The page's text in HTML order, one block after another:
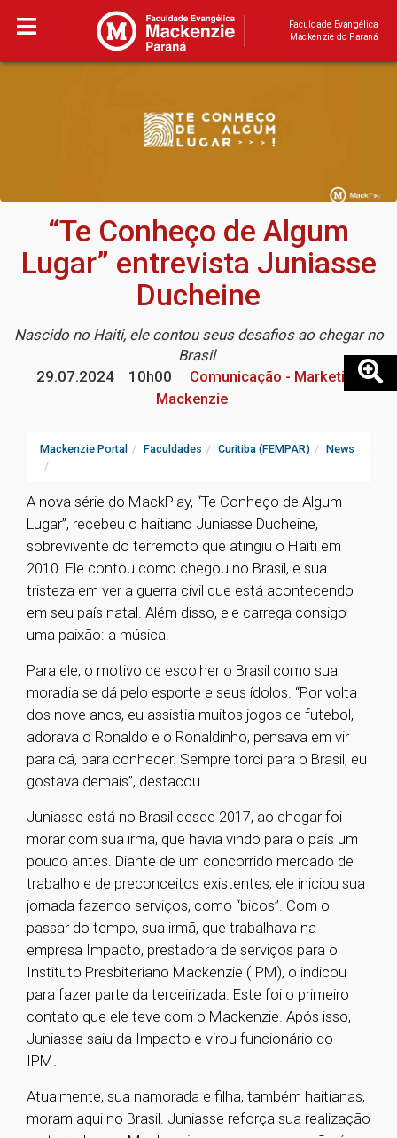
Faculdade Evangélica
Mackenzie do Paraná
“Te Conheço de Algum
Lugar” entrevista Juniasse
Ducheine
Nascido no Haiti, ele contou seus desafios ao chegar no
Brasil
29.07.2024
10h00
Comunicação - Marketing
Mackenzie
Mackenzie Portal Faculdades Curitiba (FEMPAR) News
A nova série do MackPlay, “Te Conheço de Algum
Lugar”, recebeu o haitiano Juniasse Ducheine,
sobrevivente do terremoto que atingiu o Haiti em
2010. Ele contou como chegou no Brasil, e sua
tristeza em ver a guerra civil que está acontecendo
em seu país natal. Além disso, ele carrega consigo
uma paixão: a música.
Para ele, o motivo de escolher o Brasil como sua
moradia se dá pelo esporte e seus ídolos. “Por volta
dos nove anos, eu assistia muitos jogos de futebol,
adorava o Ronaldo e o Ronaldinho, pensava em vir
para cá, para conhecer. Sempre torci para o Brasil, eu
gostava demais”, destacou.
Juniasse está no Brasil desde 2017, ao chegar foi
morar com sua irmã, que havia vindo para o país um
pouco antes. Diante de um concorrido mercado de
trabalho e de preconceitos existentes, ele iniciou sua
jornada fazendo serviços, como “bicos”. Com o
passar do tempo, sua irmã, que trabalhava na
empresa Impacto, prestadora de serviços para o
Instituto Presbiteriano Mackenzie (IPM), o indicou
para fazer parte da terceirizada. Este foi o primeiro
contato que ele teve com o Mackenzie. Após isso,
Juniasse saiu da Impacto e virou funcionário do
IPM.
Atualmente, sua namorada e filha, também haitianas,
moram aqui no Brasil. Juniasse reforça sua realização